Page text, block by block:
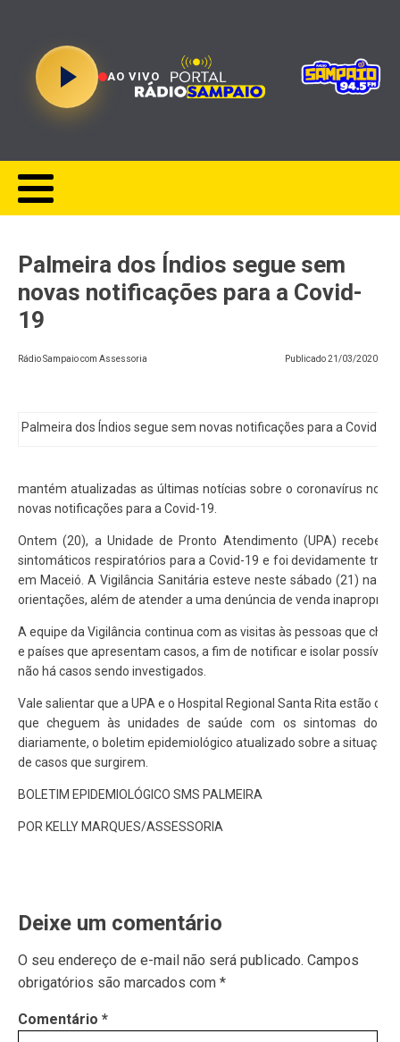
AO VIVO
Palmeira dos Índios segue sem
novas notificações para a Covid-
19
Rádio Sampaio com Assessoria Publicado21/03/2020
Palmeira dos Índios segue sem novas notificações para a Covid-19
mantém atualizadas as últimas notícias sobre o coronavírus no
novas notificações para a Covid-19.
Ontem (20), a Unidade de Pronto Atendimento (UPA) recebeu
sintomáticos respiratórios para a Covid-19 e foi devidamente
em Maceió. A Vigilância Sanitária esteve neste sábado (21) na
orientações, além de atender a uma denúncia de venda
A equipe da Vigilância continua com as visitas às pessoas que
e países que apresentam casos, a fim de notificar e isolar
não há casos sendo investigados.
Vale salientar que a UPA e o Hospital Regional Santa Rita estão
que cheguem às unidades de saúde com os sintomas do
diariamente, o boletim epidemiológico atualizado sobre a situação
de casos que surgirem.
BOLETIM EPIDEMIOLÓGICO SMS PALMEIRA
POR KELLY MARQUES/ASSESSORIA
Deixe um comentário
O seu endereço de e-mail não será publicado. Campos
obrigatórios são marcados com *
Comentário *